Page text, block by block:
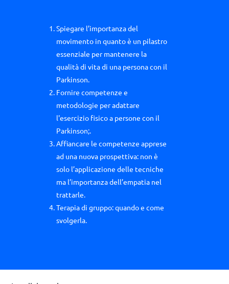
Spiegare l’importanza del
movimento in quanto è un pilastro
essenziale per mantenere la
qualità di vita di una persona con il
Parkinson.
Fornire competenze e
metodologie per adattare
l'esercizio fisico a persone con il
Parkinson;.
Affiancare le competenze apprese
ad una nuova prospettiva: non è
solo l’applicazione delle tecniche
ma l’importanza dell’empatia nel
trattarle.
Terapia di gruppo: quando e come
svolgerla.